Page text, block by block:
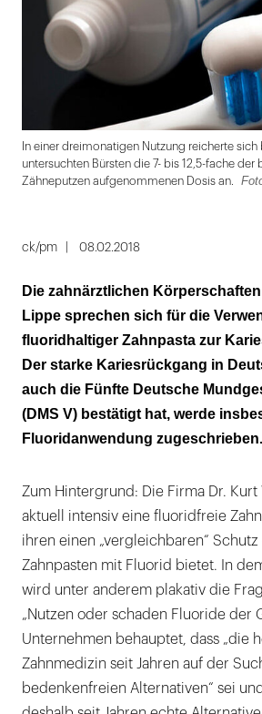
In einer dreimonatigen Nutzung reicherte
untersuchten Bürsten die 7- bis 12,5-fache der
Zähneputzen aufgenommenen Dosis an.
1
2
ck/pm 08.02.2018
Die zahnärztlichen
Lippe sprechen sich für die
fluoridhaltiger Zahnpasta zur
Der starke Kariesrückgang in
auch die Fünfte Deutsche
(DMS V) bestätigt hat, werde
Fluoridanwendung zugeschrieben.
Zum Hintergrund: Die Firma Dr.
aktuell intensiv eine fluoridfreie
ihren einen „vergleichbaren“
Zahnpasten mit Fluorid bietet. In
wird unter anderem plakativ die
„Nutzen oder schaden Fluoride der
Unternehmen behauptet, dass „die
Zahnmedizin seit Jahren auf der
bedenkenfreien Alternativen“ sei